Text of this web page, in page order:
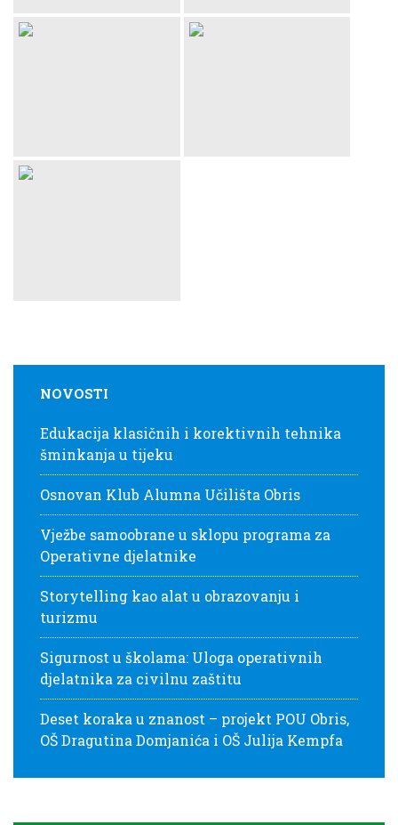
NOVOSTI
Edukacija klasičnih i korektivnih tehnika
šminkanja u tijeku
Osnovan Klub Alumna Učilišta Obris
Vježbe samoobrane u sklopu programa za
Operativne djelatnike
Storytelling kao alat u obrazovanju i
turizmu
Sigurnost u školama: Uloga operativnih
djelatnika za civilnu zaštitu
Deset koraka u znanost – projekt POU Obris,
OŠ Dragutina Domjanića i OŠ Julija Kempfa